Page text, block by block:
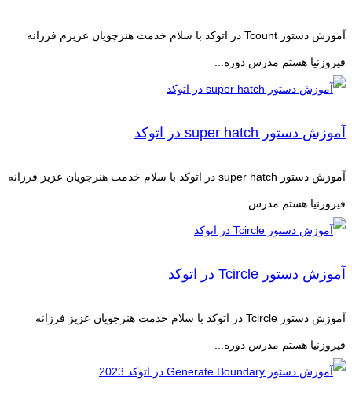
آموزش دستور Tcount در اتوکد با سلام خدمت هنرچویان عزیزم فرزانه
فیروزنیا هستم مدرس دوره...
آموزش دستور super hatch در اتوکد
آموزش دستور super hatch در اتوکد با سلام خدمت هنرجویان عزیز فرزانه
فیروزنیا هستم مدرس...
آموزش دستور Tcircle در اتوکد
آموزش دستور Tcircle در اتوکد با سلام خدمت هنرجویان عزیز فرزانه
فیروزنیا هستم مدرس دوره...